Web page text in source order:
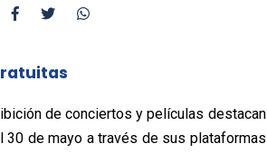
de conciertos y películas destacan
30 de mayo a través de sus plataformas